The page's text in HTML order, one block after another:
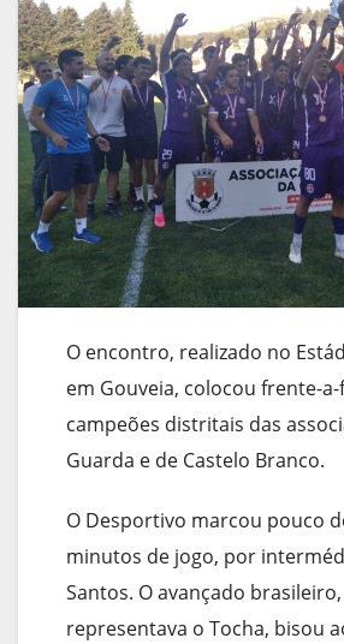
O encontro, realizado no
em Gouveia, colocou frente-
campeões distritais das
Guarda e de Castelo Branco.
O Desportivo marcou pouco
minutos de jogo, por
Santos. O avançado
representava o Tocha, bisou